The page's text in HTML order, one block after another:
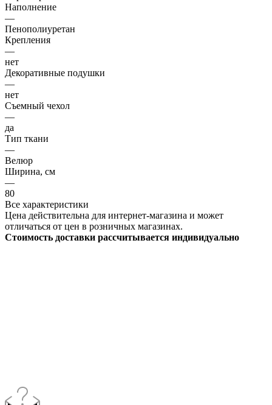
Наполнение
—
Пенополиуретан
Крепления
—
нет
Декоративные подушки
—
нет
Съемный чехол
—
да
Тип ткани
—
Велюр
Ширина, см
—
80
Все характеристики
Цена действительна для интернет-магазина и может
отличаться от цен в розничных магазинах.
Стоимость доставки рассчитывается индивидуально